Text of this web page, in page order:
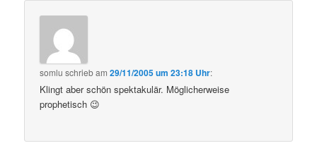
somlu schriebam29/11/2005 um 23:18 Uhr:
Klingt aber schön spektakulär. Möglicherweise
prophetisch 😉